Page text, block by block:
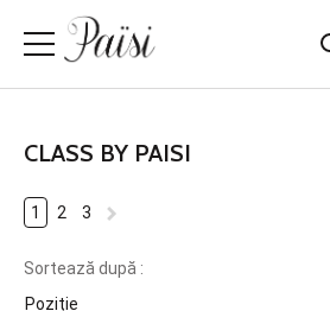
CLASS BY PAISI
1 2 3
Sortează după :